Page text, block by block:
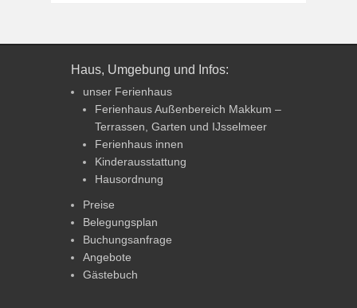
Haus, Umgebung und Infos:
unser Ferienhaus
Ferienhaus Außenbereich Makkum –
Terrassen, Garten und IJsselmeer
Ferienhaus innen
Kinderausstattung
Hausordnung
Preise
Belegungsplan
Buchungsanfrage
Angebote
Gästebuch